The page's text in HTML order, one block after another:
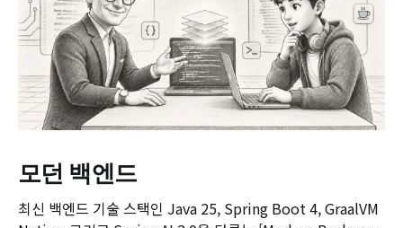
모던 백엔드
최신 백엔드 기술 스택인 Java 25, Spring Boot 4, GraalVM